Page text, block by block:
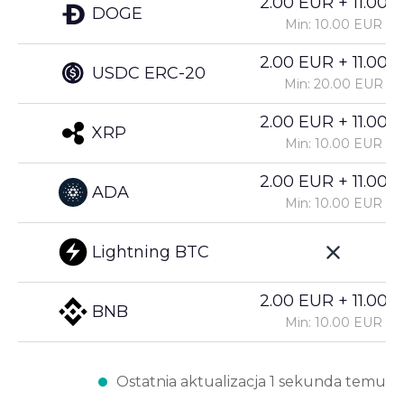
DOGE
USDC ERC-20
XRP
ADA
Lightning BTC
BNB
Min: 10.00 EUR
2.00 EUR +
Min: 20.00 EUR
2.00 EUR +
Min: 10.00 EUR
2.00 EUR +
Min: 10.00 EUR
2.00 EUR +
Min: 10.00 EUR
Ostatnia aktualizacja 1 sekunda temu